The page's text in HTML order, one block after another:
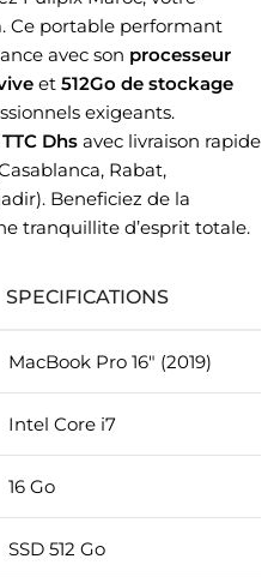
Ce portable performant
avec son processeur
et 512Go de stockage
exigeants.
Dhs avec livraison rapide
Rabat,
Beneficiez de la
tranquillite d’esprit totale.
SPECIFICATIONS
MacBook Pro 16″ (2019)
Intel Core i7
16 Go
SSD 512 Go